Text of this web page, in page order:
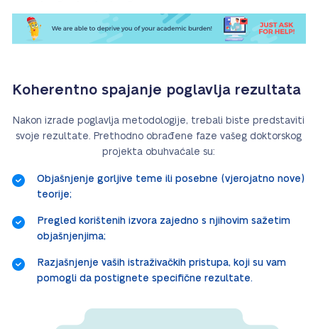
Koherentno spajanje poglavlja rezultata
Nakon izrade poglavlja metodologije, trebali biste predstaviti
svoje rezultate. Prethodno obrađene faze vašeg doktorskog
projekta obuhvaćale su:
Objašnjenje gorljive teme ili posebne (vjerojatno nove)
teorije;
Pregled korištenih izvora zajedno s njihovim sažetim
objašnjenjima;
Razjašnjenje vaših istraživačkih pristupa, koji su vam
pomogli da postignete specifične rezultate.